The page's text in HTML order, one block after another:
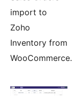
import to
Zoho
Inventory from
WooCommerce.